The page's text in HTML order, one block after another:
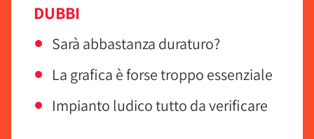
DUBBI
Sarà abbastanza duraturo?
La grafica è forse troppo essenziale
Impianto ludico tutto da verificare